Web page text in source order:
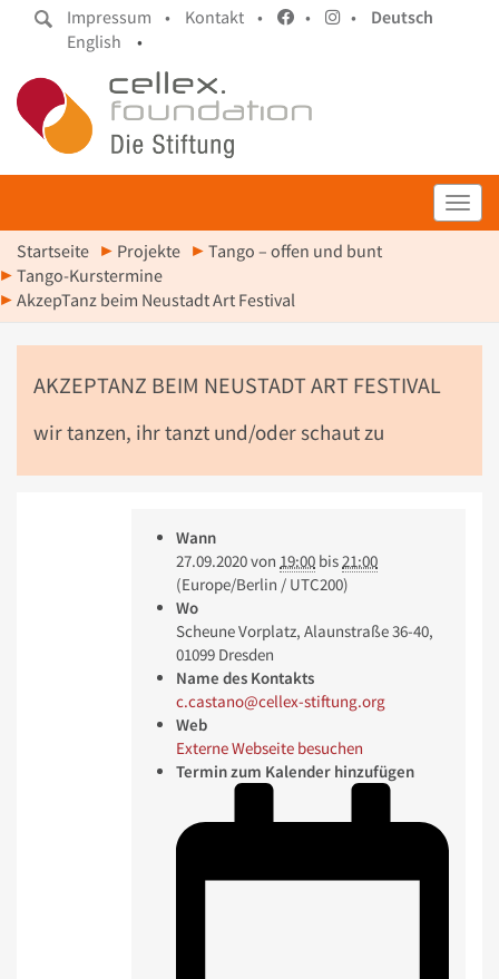
Impressum • Kontakt • • •
Deutsch
English
•
Startseite Projekte
Tango – offen und bunt
Tango-Kurstermine
AkzepTanz beim Neustadt Art Festival
AKZEPTANZ BEIM NEUSTADT ART FESTIVAL
wir tanzen, ihr tanzt und/oder schaut zu
Wann
27.09.2020von 19:00 bis21:00
(Europe/Berlin / UTC200)
Wo
Scheune Vorplatz, Alaunstraße 36-40,
01099 Dresden
Name des Kontakts
c.castano@cellex-stiftung.org
Web
Externe Webseite besuchen
Termin zum Kalender hinzufügen